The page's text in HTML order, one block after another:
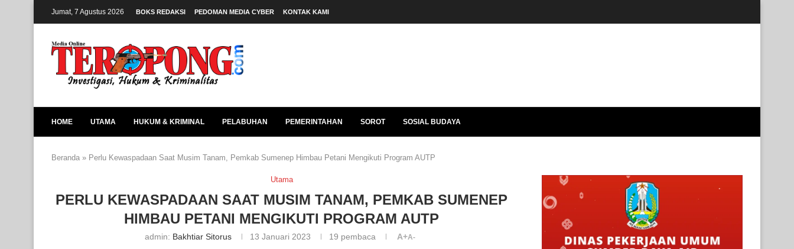
Jumat, 7 Agustus 2026 BOKS REDAKSI PEDOMAN MEDIA CYBER KONTAK KAMI
HOME UTAMA HUKUM & KRIMINAL PELABUHAN PEMERINTAHAN SOROT SOSIAL BUDAYA
Beranda » Perlu Kewaspadaan Saat Musim Tanam, Pemkab Sumenep Himbau Petani Mengikuti Program AUTP
Utama
PERLU KEWASPADAAN SAAT MUSIM TANAM, PEMKAB SUMENEP
HIMBAU PETANI MENGIKUTI PROGRAM AUTP
admin: Bakhtiar Sitorus 13 Januari 2023 19 pembaca A+A-